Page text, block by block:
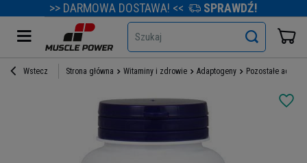
>> DARMOWA DOSTAWA! << SPRAWDŹ!
Szukaj
Wstecz Strona główna Witaminy i zdrowie Adaptogeny Pozostałe